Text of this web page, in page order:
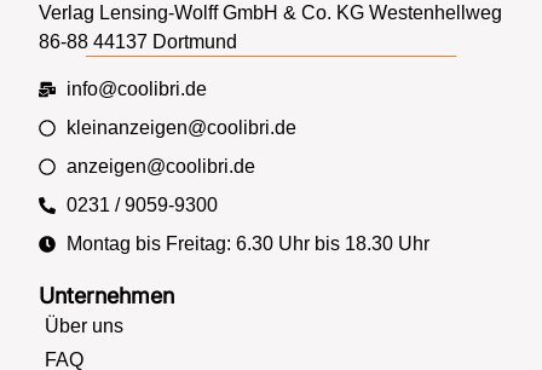
Unternehmen
Über uns
FAQ
Verlag Lensing-Wolff GmbH & Co. KG Westenhellweg
86-88 44137 Dortmund
info@coolibri.de
kleinanzeigen@coolibri.de
anzeigen@coolibri.de
0231 / 9059-9300
Montag bis Freitag: 6.30 Uhr bis 18.30 Uhr